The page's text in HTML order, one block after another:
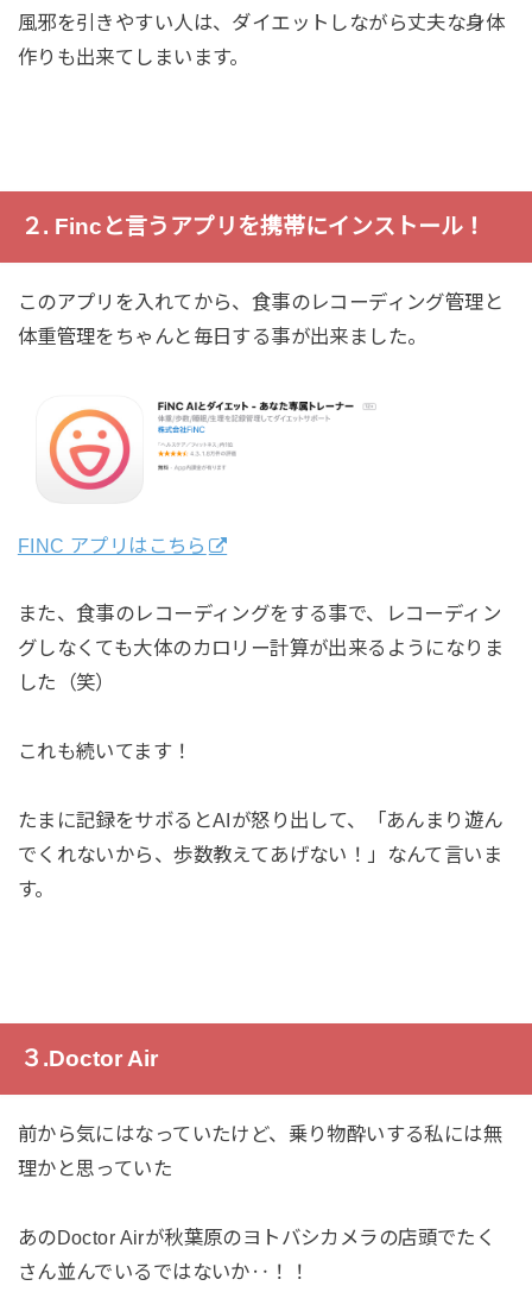
風邪を引きやすい人は、ダイエットしながら丈夫な身体
作りも出来てしまいます。
２. Fincと言うアプリを携帯にインストール！
このアプリを入れてから、食事のレコーディング管理と
体重管理をちゃんと毎日する事が出来ました。
FINC アプリはこちら
また、食事のレコーディングをする事で、レコーディン
グしなくても大体のカロリー計算が出来るようになりま
した（笑）
これも続いてます！
たまに記録をサボるとAIが怒り出して、「あんまり遊ん
でくれないから、歩数教えてあげない！」なんて言いま
す。
３.Doctor Air
前から気にはなっていたけど、乗り物酔いする私には無
理かと思っていた
あのDoctor Airが秋葉原のヨトバシカメラの店頭でたく
さん並んでいるではないか‥！！